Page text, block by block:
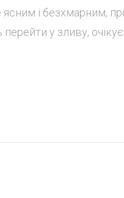
і безхмарним,
у зливу,